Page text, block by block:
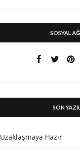
SOSYAL
SON
Uzaklaşmaya Hazır